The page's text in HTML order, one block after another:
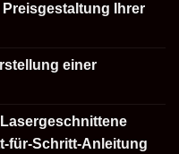
Ihrer
einer
für-Schritt-Anleitung